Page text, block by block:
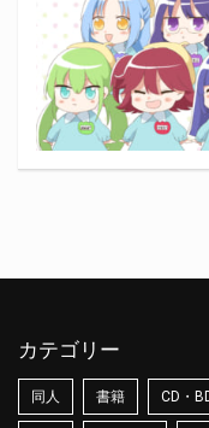
カテゴリー
同人 書籍 CD・